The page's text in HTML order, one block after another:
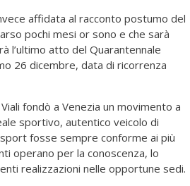
affidata al racconto postumo del
pochi mesi or sono e che sarà
l’ultimo atto del Quarantennale
26 dicembre, data di ricorrenza
fondò a Venezia un movimento a
sportivo, autentico veicolo di
fosse sempre conforme ai più
operano per la conoscenza, lo
realizzazioni nelle opportune sedi.